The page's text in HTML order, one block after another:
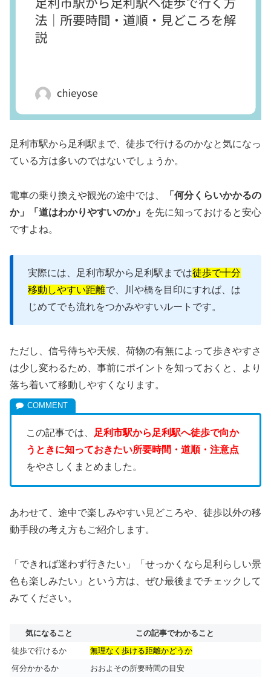
足利市駅から足利駅まで、徒歩で行けるのかなと気になっ
ている方は多いのではないでしょうか。
電車の乗り換えや観光の途中では、
「何分くらいかかるの
か」「道はわかりやすいのか」
を先に知っておけると安心
ですよね。
実際には、足利市駅から足利駅までは徒歩で十分
移動しやすい距離で、川や橋を目印にすれば、は
じめてでも流れをつかみやすいルートです。
ただし、信号待ちや天候、荷物の有無によって歩きやすさ
は少し変わるため、事前にポイントを知っておくと、より
落ち着いて移動しやすくなります。
この記事では、
足利市駅から足利駅へ徒歩で向か
うときに知っておきたい所要時間・道順・注意点
をやさしくまとめました。
あわせて、途中で楽しみやすい見どころや、徒歩以外の移
動手段の考え方もご紹介します。
「できれば迷わず行きたい」「せっかくなら足利らしい景
色も楽しみたい」という方は、ぜひ最後までチェックして
みてください。
気になること
この記事でわかること
徒歩で行けるか
無理なく歩ける距離かどうか
何分かかるか
おおよその所要時間の目安